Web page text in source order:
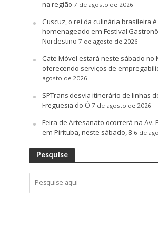
na região 7 de agosto de 2026
Cuscuz, o rei da culinária brasileira é
homenageado em Festival
Nordestino 7 de agosto de 2026
Cate Móvel estará neste sábado no
oferecendo serviços de
agosto de 2026
SPTrans desvia itinerário de linhas
Freguesia do Ó 7 de agosto de 2026
Feira de Artesanato ocorrerá na Av.
em Pirituba, neste sábado, 8 6 de
Pesquise